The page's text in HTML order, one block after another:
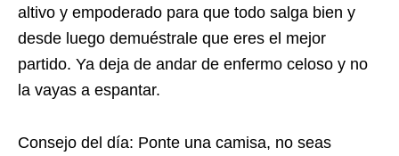
altivo y empoderado para que todo salga bien y
desde luego demuéstrale que eres el mejor
partido. Ya deja de andar de enfermo celoso y no
la vayas a espantar.
Consejo del día: Ponte una camisa, no seas